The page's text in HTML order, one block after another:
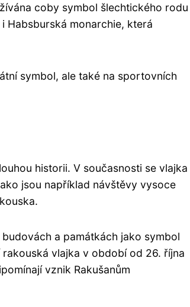
coby symbol šlechtického rodu
Habsburská monarchie, která
symbol, ale také na sportovních
historii. V současnosti se vlajka
jsou například návštěvy vysoce
a památkách jako symbol
vlajka v období od 26. října
vznik Rakušanům